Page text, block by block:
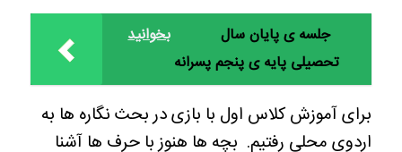
بخوانید
جلسه ی پایان سال
تحصیلی پایه ی پنجم پسرانه
برای آموزش کلاس اول با بازی در بحث نگاره ها به
اردوی محلی رفتیم. بچه ها هنوز با حرف ها آشنا